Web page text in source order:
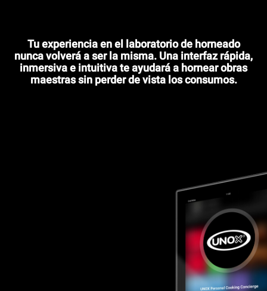
Tu experiencia en el laboratorio de horneado
nunca volverá a ser la misma. Una interfaz rápida,
inmersiva e intuitiva te ayudará a hornear obras
maestras sin perder de vista los consumos.